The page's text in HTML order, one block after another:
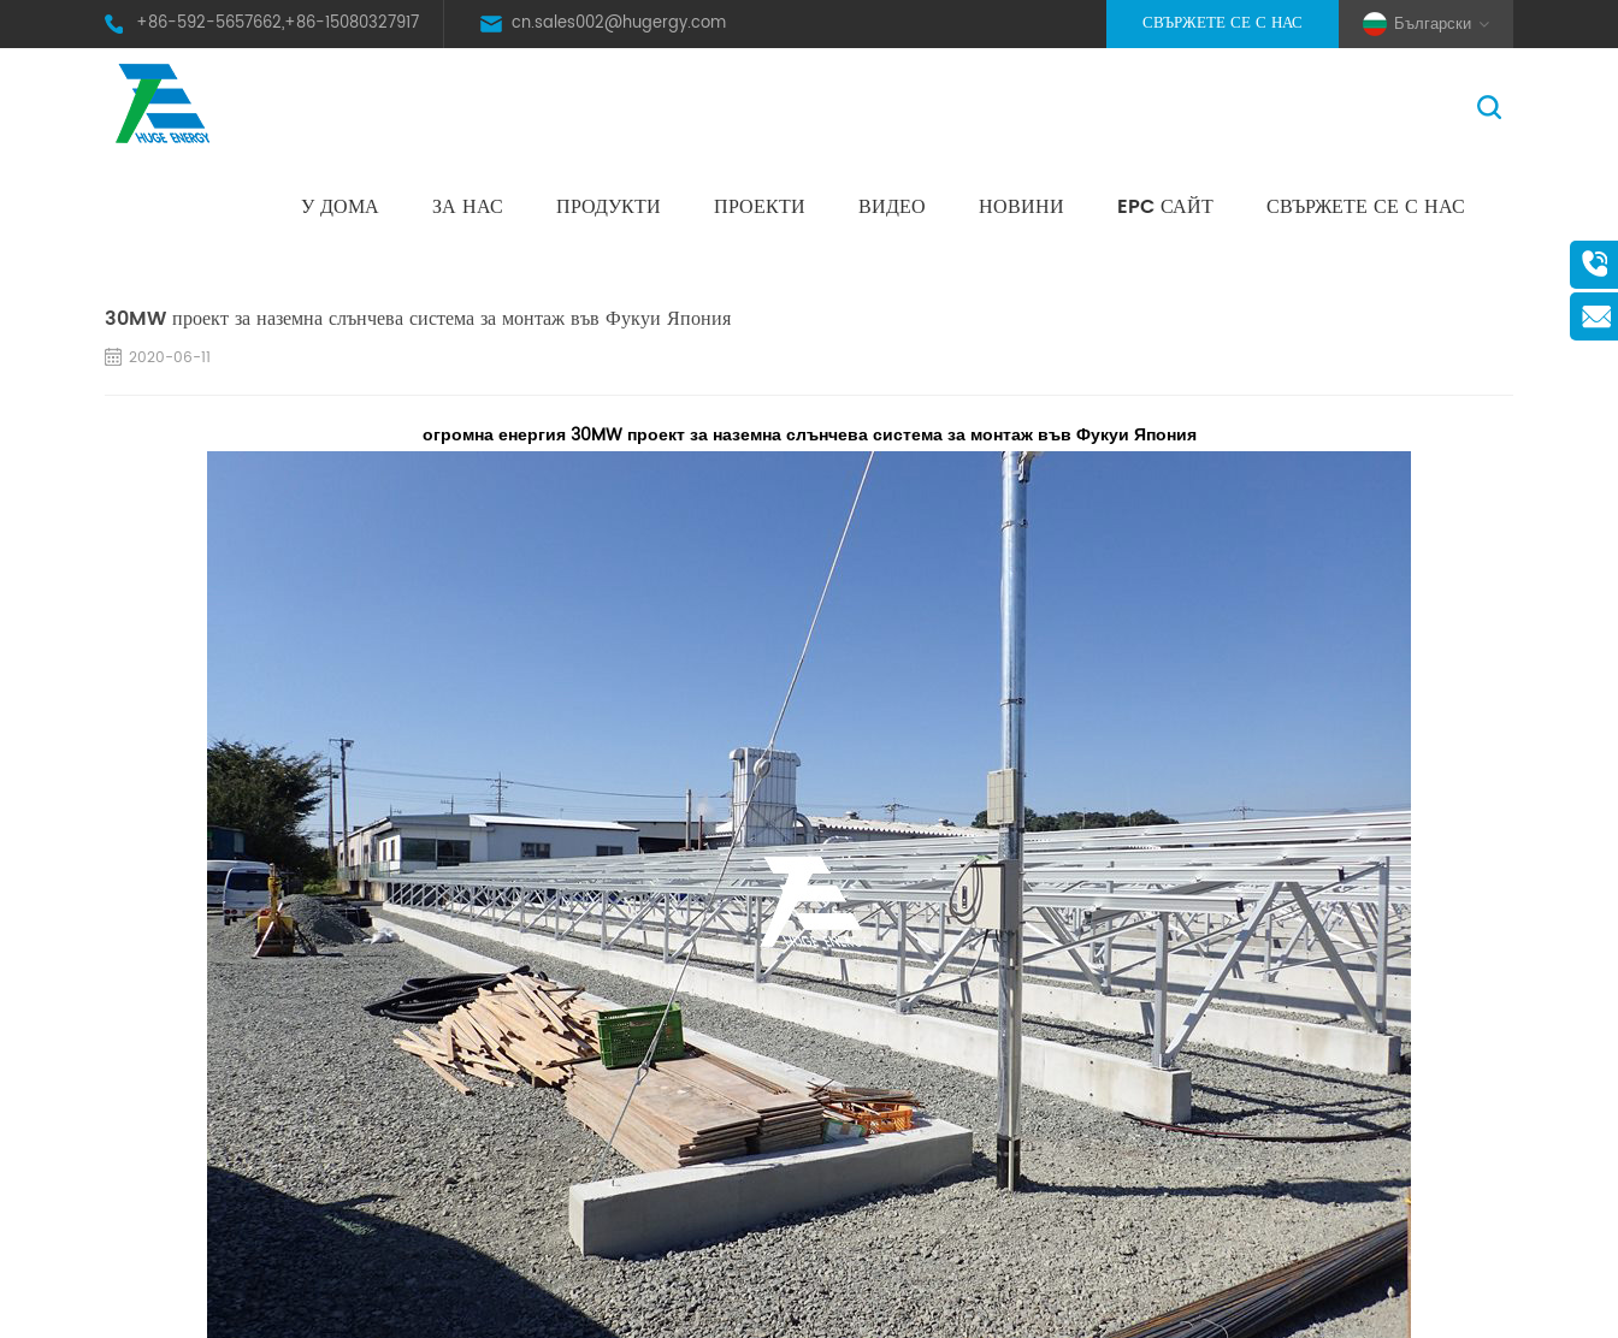
+86-592-5657662,+86-15080327917 cn.sales002@hugergy.com Български
СВЪРЖЕТЕ СЕ С НАС
У ДОМА ЗА НАС ПРОДУКТИ ПРОЕКТИ ВИДЕО НОВИНИ EPC САЙТ СВЪРЖЕТЕ СЕ С НАС
У Дома > Новини > Фирмени Новини
30MW проект за наземна слънчева система за монтаж във Фукуи Япония
2020-06-11
огромна енергия 30MW проект за наземна слънчева система за монтаж във Фукуи Япония